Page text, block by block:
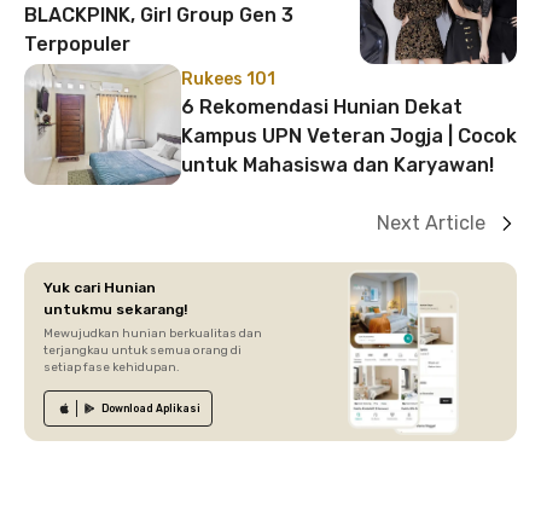
BLACKPINK, Girl Group Gen 3
Terpopuler
Rukees 101
6 Rekomendasi Hunian Dekat
Kampus UPN Veteran Jogja | Cocok
untuk Mahasiswa dan Karyawan!
Next Article
Yuk cari Hunian
untukmu sekarang!
Mewujudkan hunian berkualitas dan
terjangkau untuk semua orang di
setiap fase kehidupan.
Download Aplikasi